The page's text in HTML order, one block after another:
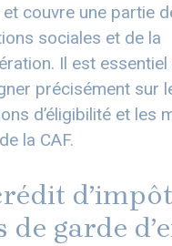
et couvre une partie
sociales et de la
Il est
précisément sur
d’éligibilité et les
la CAF.
de garde